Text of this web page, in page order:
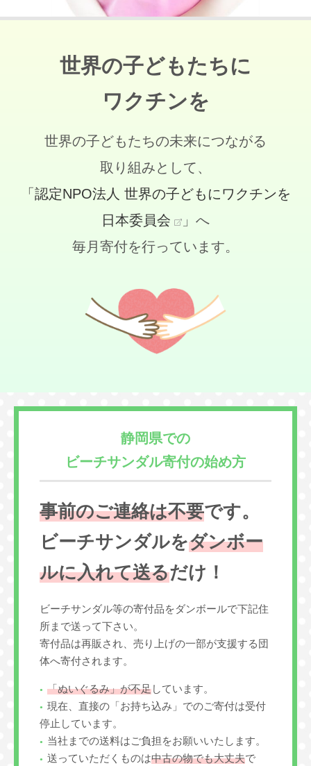
世界の子どもたちに
ワクチンを
世界の子どもたちの未来につながる
取り組みとして、
「認定NPO法人 世界の子どもにワクチンを
日本委員会
」へ
毎月寄付を行っています。
静岡県での
ビーチサンダル寄付の始め方
事前のご連絡は不要です。
ビーチサンダルをダンボー
ルに入れて送るだけ！
ビーチサンダル等の寄付品をダンボールで下記住
所まで送って下さい。
寄付品は再販され、売り上げの一部が支援する団
体へ寄付されます。
「ぬいぐるみ」が不足しています。
現在、直接の「お持ち込み」でのご寄付は受付
停止しています。
当社までの送料はご負担をお願いいたします。
送っていただくものは中古の物でも大丈夫で